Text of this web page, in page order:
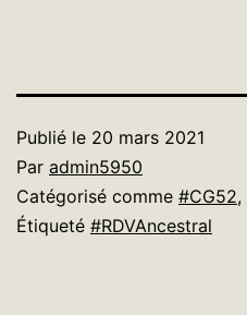
Publié le 20 mars 2021
Par admin5950
Catégorisé comme #CG52,
Étiqueté #RDVAncestral